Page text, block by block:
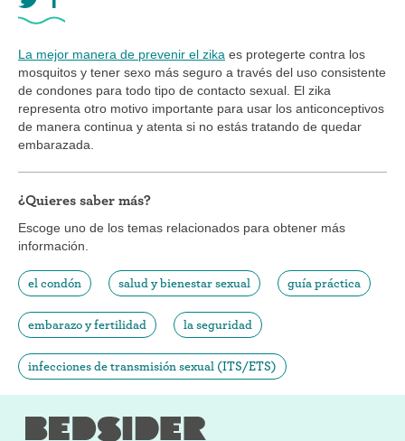
Las citas y los encuentros casuales
Las relaciones
La masturbación
Los límites y el consentimiento
Mejor sexo
Ver todos
El período menstrual y la salud vaginal
El cuidado de la salud
El embarazo y la fertilidad
Las infecciones de transmisión sexual (ITS)
Ver todos
Estilo de vida e inspiración
El activismo y la política
La inspiración
Ver todos
Encuentra cuidado de salud
La mejor manera de prevenir el zika es protegerte contra los
mosquitos y tener sexo más seguro a través del uso consistente
de condones para todo tipo de contacto sexual. El zika
representa otro motivo importante para usar los anticonceptivos
de manera continua y atenta si no estás tratando de quedar
embarazada.
¿Quieres saber más?
Escoge uno de los temas relacionados para obtener más
información.
el condón salud y bienestar sexual guía práctica
embarazo y fertilidad la seguridad
infecciones de transmisión sexual (ITS/ETS)